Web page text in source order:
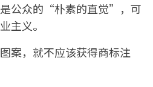
公众的“朴素的直觉”，可
主义。
案，就不应该获得商标注